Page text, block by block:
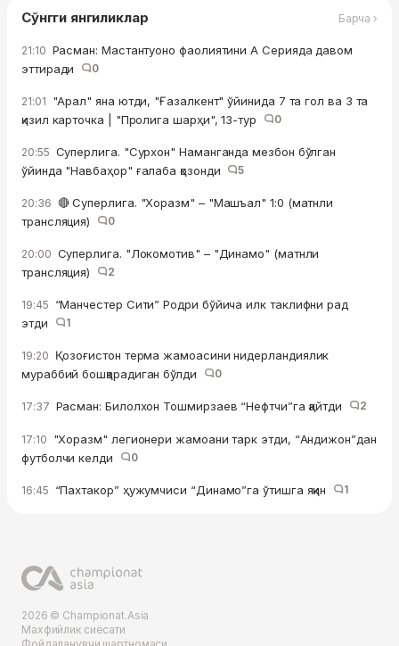
Сўнгги янгиликлар Барча ›
21:10 Расман: Мастантуоно фаолиятини А Серияда давом
эттиради
0
21:01 "Арал" яна ютди, "Ғазалкент" ўйинида 7 та гол ва 3 та
қизил карточка | "Пролига шарҳи", 13-тур
0
20:55 Суперлига. "Сурхон" Наманганда мезбон бўлган
ўйинда "Навбаҳор" ғалаба қозонди
5
20:36 🔴 Суперлига. "Хоразм" – "Машъал" 1:0 (матнли
трансляция)
0
20:00 Суперлига. "Локомотив" – "Динамо" (матнли
трансляция)
2
19:45 “Манчестер Сити” Родри бўйича илк таклифни рад
этди
1
19:20 Қозоғистон терма жамоасини нидерландиялик
мураббий бошқарадиган бўлди
0
17:37 Расман: Билолхон Тошмирзаев “Нефтчи”га қайтди 2
17:10 "Хоразм" легионери жамоани тарк этди, “Андижон”дан
футболчи келди
0
16:45 “Пахтакор” ҳужумчиси “Динамо”га ўтишга яқин 1
2026 © Championat.Asia
Махфийлик сиёсати